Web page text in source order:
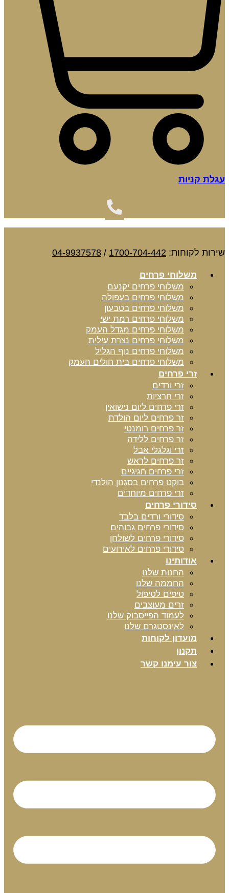
עגלת קניות
שירות לקוחות: 1700-704-442
/
04-9937578
משלוחי פרחים
משלוחי פרחים יקנעם
משלוחי פרחים בעפולה
משלוחי פרחים בטבעון
משלוחי פרחים רמת ישי
משלוחי פרחים מגדל העמק
משלוחי פרחים נצרת עילית
משלוחי פרחים נוף הגליל
משלוחי פרחים בית חולים העמק
זרי פרחים
זרי ורדים
זרי חרציות
זרי פרחים ליום נישואין
זר פרחים ליום הולדת
זר פרחים רומנטי
זר פרחים ללידה
זרי וגלגלי אבל
זר פרחים לראש
זרי פרחים חגיגיים
בוקט פרחים בסגנון הולנדי
זרי פרחים מיוחדים
סידורי פרחים
סידורי ורדים בלבד
סידורי פרחים גבוהים
סידורי פרחים לשולחן
סידורי פרחים לאירועים
אודותינו
החנות שלנו
החממה שלנו
טיפים לטיפול
זרים מעוצבים
לעמוד הפייסבוק שלנו
לאינסטגרם שלנו
מועדון לקוחות
תקנון
צור עימנו קשר